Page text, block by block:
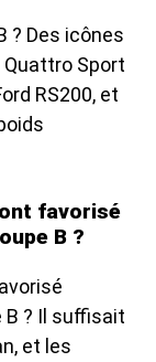
? Des icônes
Quattro Sport
RS200, et
favorisé
B ?
B ? Il suffisait
et les